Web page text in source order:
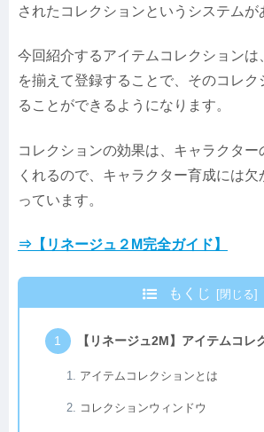
されたコレクションというシステムが
今回紹介するアイテムコレクションは
を揃えて登録することで、そのコレ
ることができるようになります。
コレクションの効果は、キャラクター
くれるので、キャラクター育成には
っています。
⇒【リネージュ２M完全ガイド】
もくじ
【リネージュ2M】アイテムコレ
アイテムコレクションとは
コレクションウィンドウ